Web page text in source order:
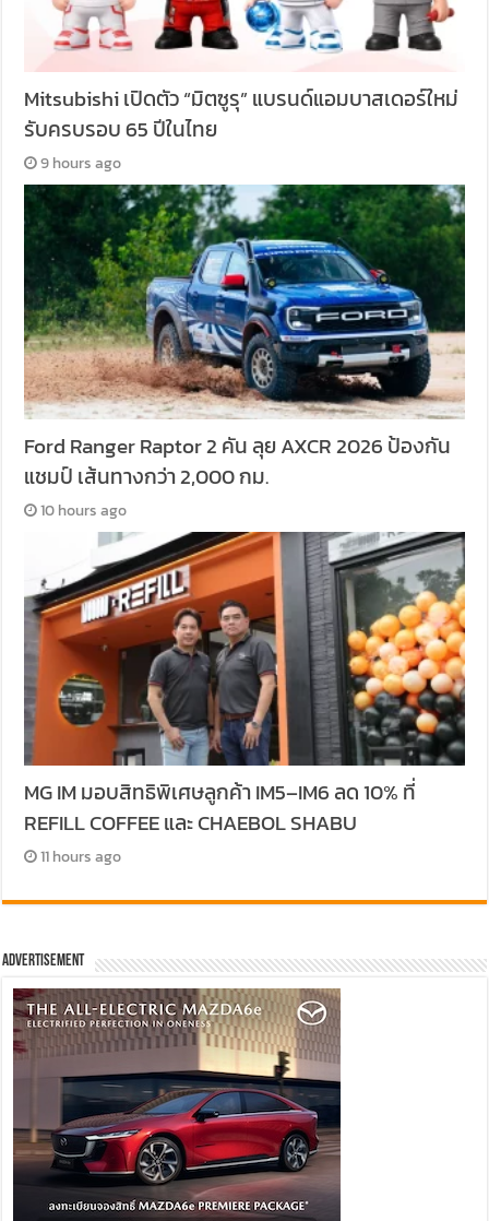
Mitsubishi เปิดตัว “มิตซูรุ” แบรนด์แอมบาสเดอร์ใหม่
รับครบรอบ 65 ปีในไทย
9 hours ago
Ford Ranger Raptor 2 คัน ลุย AXCR 2026 ป้องกัน
แชมป์ เส้นทางกว่า 2,000 กม.
10 hours ago
MG IM มอบสิทธิพิเศษลูกค้า IM5–IM6 ลด 10% ที่
REFILL COFFEE และ CHAEBOL SHABU
11 hours ago
Advertisement